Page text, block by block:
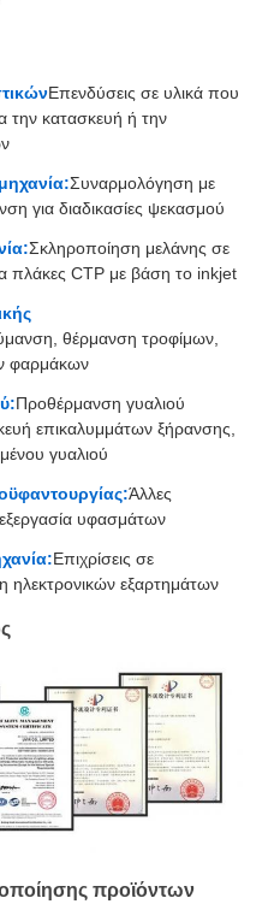
Επενδύσεις σε υλικά που
την κατασκευή ή την
Συναρμολόγηση με
για διαδικασίες ψεκασμού
Σκληροποίηση μελάνης σε
πλάκες CTP με βάση το inkjet
θέρμανση τροφίμων,
φαρμάκων
Προθέρμανση γυαλιού
επικαλυμμάτων ξήρανσης,
γυαλιού
Άλλες
υφασμάτων
Επιχρίσεις σε
ηλεκτρονικών εξαρτημάτων
προϊόντων